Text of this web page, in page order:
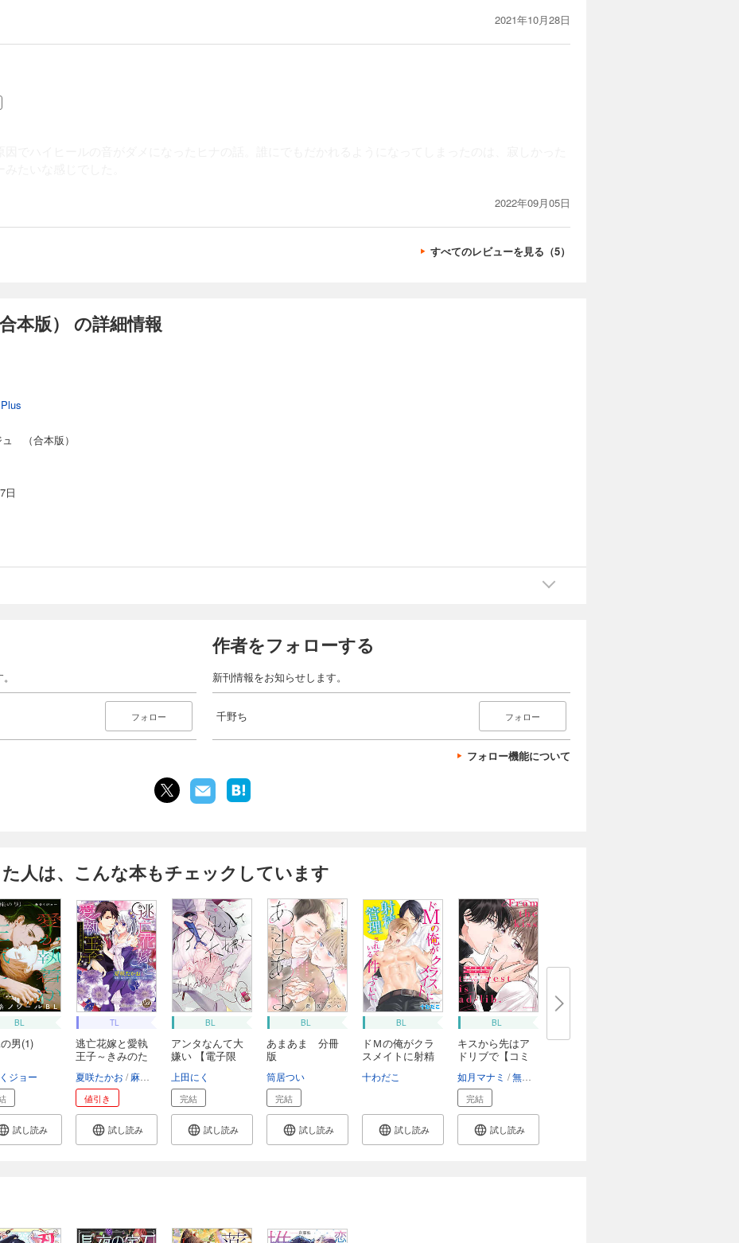
2021年10月28日
2022年09月05日
すべてのレビューを見る（5）
本版） の詳細情報
（合本版）
日
フォロー
作者をフォローする
新刊情報をお知らせします。
千野ち フォロー
フォロー機能について
人は、こんな本もチェックしています
BL
男(1)
ジョー
試し読み
TL
逃亡花嫁と愛執
王子～きみのた
夏咲たかお 麻生ミカリ Ciel
値引き
試し読み
BL
アンタなんて大
嫌い 【電子限
上田にく
完結
試し読み
BL
あまあま 分冊
版
筒居つい
完結
試し読み
BL
ドＭの俺がクラ
スメイトに射精
十わだこ
試し読み
BL
キスから先はア
ドリブで【コミ
如月マナミ 無理薫
完結
試し読み